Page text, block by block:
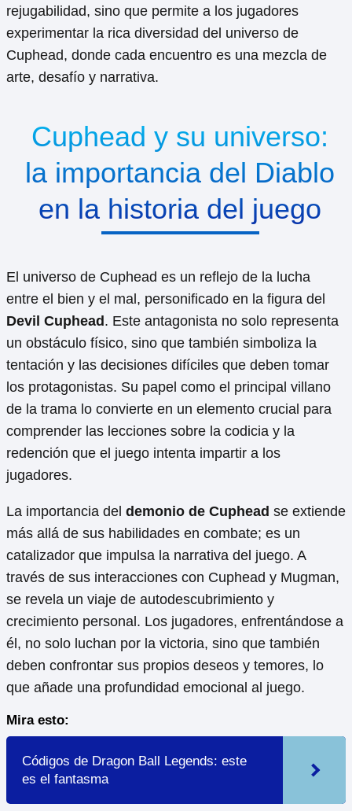
rejugabilidad, sino que permite a los jugadores
experimentar la rica diversidad del universo de
Cuphead, donde cada encuentro es una mezcla de
arte, desafío y narrativa.
Cuphead y su universo:
la importancia del Diablo
en la historia del juego
El universo de Cuphead es un reflejo de la lucha
entre el bien y el mal, personificado en la figura del
Devil Cuphead . Este antagonista no solo representa
un obstáculo físico, sino que también simboliza la
tentación y las decisiones difíciles que deben tomar
los protagonistas. Su papel como el principal villano
de la trama lo convierte en un elemento crucial para
comprender las lecciones sobre la codicia y la
redención que el juego intenta impartir a los
jugadores.
La importancia del demonio de Cuphead se extiende
más allá de sus habilidades en combate; es un
catalizador que impulsa la narrativa del juego. A
través de sus interacciones con Cuphead y Mugman,
se revela un viaje de autodescubrimiento y
crecimiento personal. Los jugadores, enfrentándose a
él, no solo luchan por la victoria, sino que también
deben confrontar sus propios deseos y temores, lo
que añade una profundidad emocional al juego.
Mira esto:
Códigos de Dragon Ball Legends: este
es el fantasma